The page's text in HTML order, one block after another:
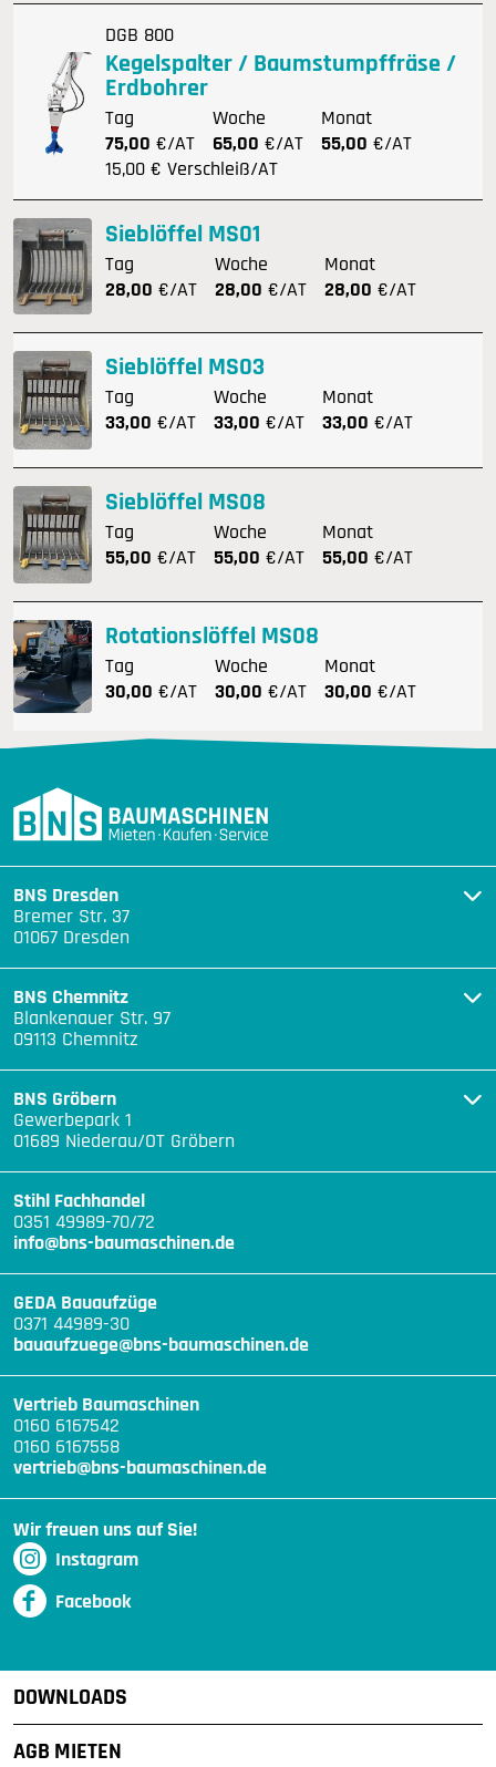
DGB 800
Kegelspalter / Baumstumpffräse /
Erdbohrer
Tag
75,00 €/AT
Woche
65,00 €/AT
Monat
55,00 €/AT
15,00 € Verschleiß/AT
Sieblöffel MS01
Tag
28,00 €/AT
Woche
28,00 €/AT
Monat
28,00 €/AT
Sieblöffel MS03
Tag
33,00 €/AT
Woche
33,00 €/AT
Monat
33,00 €/AT
Sieblöffel MS08
Tag
55,00 €/AT
Woche
55,00 €/AT
Monat
55,00 €/AT
Rotationslöffel MS08
Tag
30,00 €/AT
Woche
30,00 €/AT
Monat
30,00 €/AT
BNS Dresden
Bremer Str. 37
01067 Dresden
BNS Chemnitz
Blankenauer Str. 97
09113 Chemnitz
BNS Gröbern
Gewerbepark 1
01689 Niederau/OT Gröbern
Stihl Fachhandel
0351 49989-70/72
info@bns-baumaschinen.de
GEDA Bauaufzüge
0371 44989-30
bauaufzuege@bns-baumaschinen.de
Vertrieb Baumaschinen
0160 6167542
0160 6167558
vertrieb@bns-baumaschinen.de
Wir freuen uns auf Sie!
Instagram
Facebook
DOWNLOADS
AGB MIETEN